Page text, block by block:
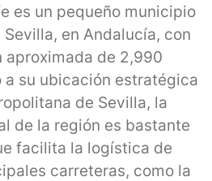
es un pequeño municipio
en Andalucía, con
aproximada de 2,990
su ubicación estratégica
de Sevilla, la
de la región es bastante
facilita la logística de
carreteras, como la